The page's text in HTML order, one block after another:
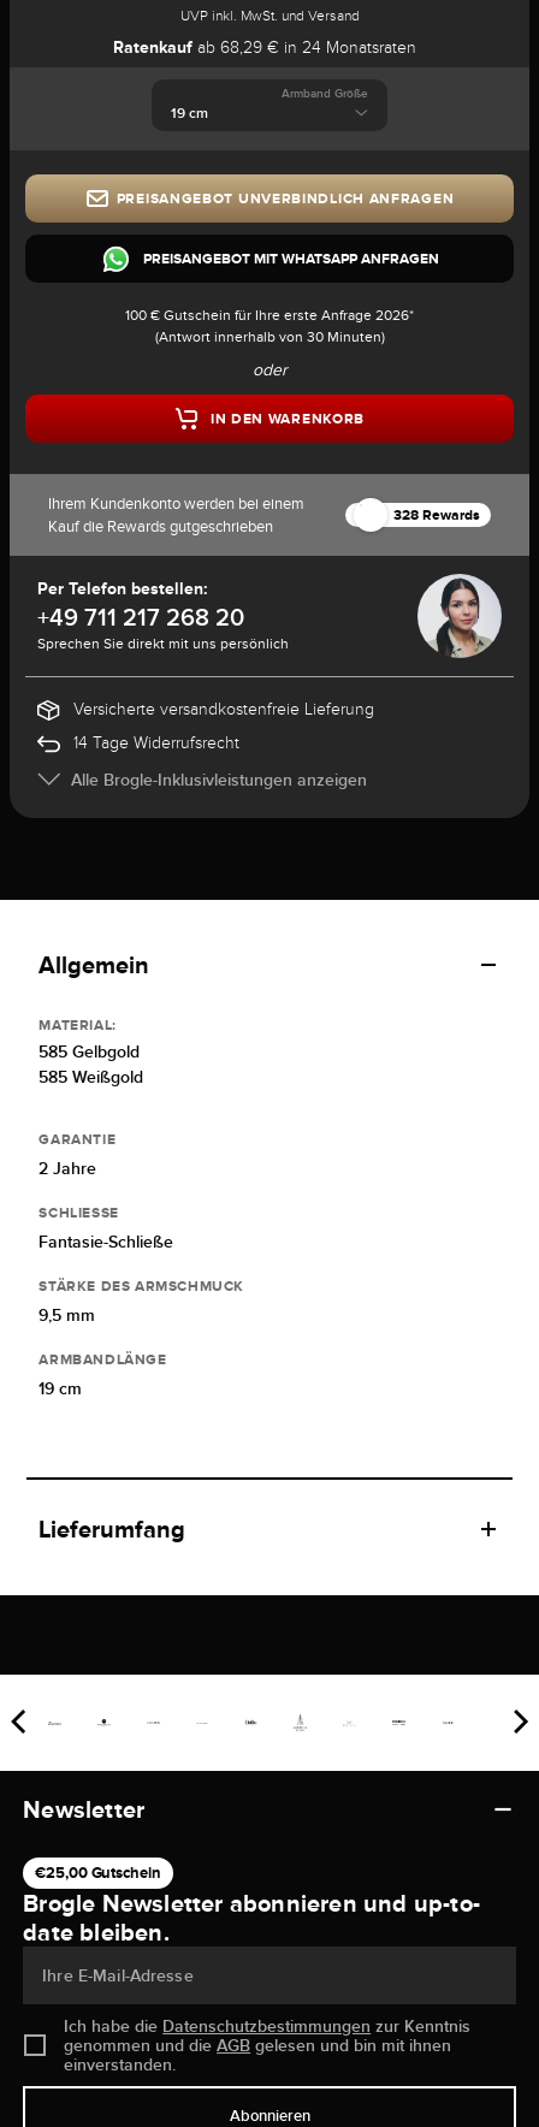
UVP inkl. MwSt. und Versand
Ratenkauf ab 68,29 € in 24 Monatsraten
Armband Größe
PREISANGEBOT UNVERBINDLICH ANFRAGEN
PREISANGEBOT MIT WHATSAPP ANFRAGEN
100 € Gutschein für Ihre erste Anfrage 2026*
(Antwort innerhalb von 30 Minuten)
oder
IN DEN WARENKORB
Ihrem Kundenkonto werden bei einem
Kauf die Rewards gutgeschrieben
328 Rewards
Per Telefon bestellen:
+49 711 217 268 20
Sprechen Sie direkt mit uns persönlich
Versicherte versandkostenfreie Lieferung
14 Tage Widerrufsrecht
Alle Brogle-Inklusivleistungen anzeigen
Allgemein
MATERIAL:
585 Gelbgold
585 Weißgold
GARANTIE
2 Jahre
SCHLIESSE
Fantasie-Schließe
STÄRKE DES ARMSCHMUCK
9,5 mm
ARMBANDLÄNGE
19 cm
Lieferumfang
Newsletter
€25,00 Gutschein
Brogle Newsletter abonnieren und up-to-
date bleiben.
Ihre E-Mail-Adresse
Ich habe die Datenschutzbestimmungen zur Kenntnis
genommen und dieAGB gelesen und bin mit ihnen
einverstanden.
Abonnieren